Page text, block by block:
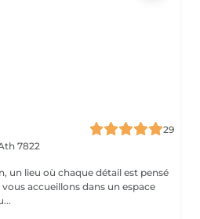
29
7822
un lieu où chaque détail est pensé